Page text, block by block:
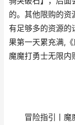
的。其他限购的资
有足够多的资源的
果第一天累充满,
魔魔打勇士无限内
冒险指引丨魔